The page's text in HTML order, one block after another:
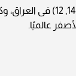
ويحوي التقرير أسعار المعدن
عالميًا.